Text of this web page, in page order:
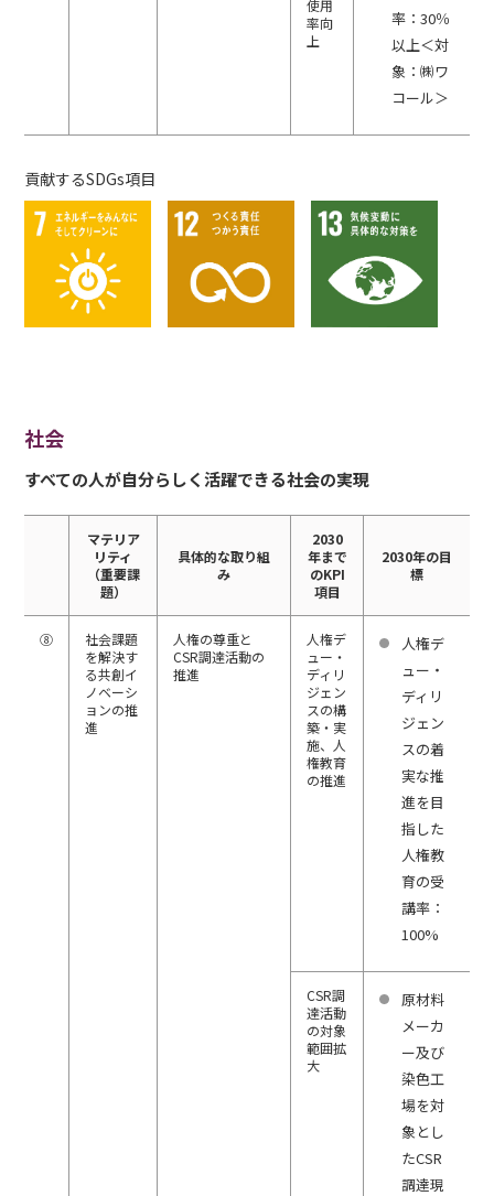
使用
率向
上
率：30％
以上＜対
象：㈱ワ
コール＞
貢献するSDGs項目
社会
すべての人が自分らしく活躍できる社会の実現
マテリア
リティ
（重要課
題）
具体的な取り組
み
2030
年まで
のKPI
項目
2030年の目
標
⑧
社会課題
を解決す
る共創イ
ノベーシ
ョンの推
進
人権の尊重と
CSR調達活動の
推進
人権デ
ュー・
ディリ
ジェン
スの構
築・実
施、人
権教育
の推進
人権デ
ュー・
ディリ
ジェン
スの着
実な推
進を目
指した
人権教
育の受
講率：
100%
CSR調
達活動
の対象
範囲拡
大
原材料
メーカ
ー及び
染色工
場を対
象とし
たCSR
調達現